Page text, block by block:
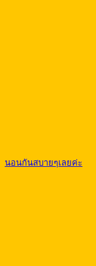
นอนกันสบายๆเลยค่ะ